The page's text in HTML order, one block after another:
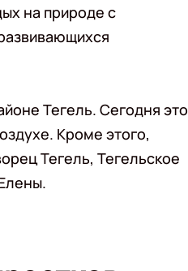
на природе с
Тегель. Сегодня это
Кроме этого,
Тегель, Тегельское